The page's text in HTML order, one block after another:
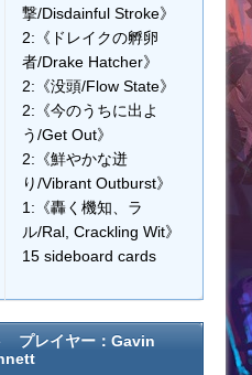
撃/Disdainful Stroke》
2:《ドレイクの孵卵
者/Drake Hatcher》
2:《没頭/Flow State》
2:《今のうちに出よ
う/Get Out》
2:《鮮やかな迸
り/Vibrant Outburst》
1:《轟く機知、ラ
ル/Ral, Crackling Wit》
15 sideboard cards
プレイヤー：Gavin